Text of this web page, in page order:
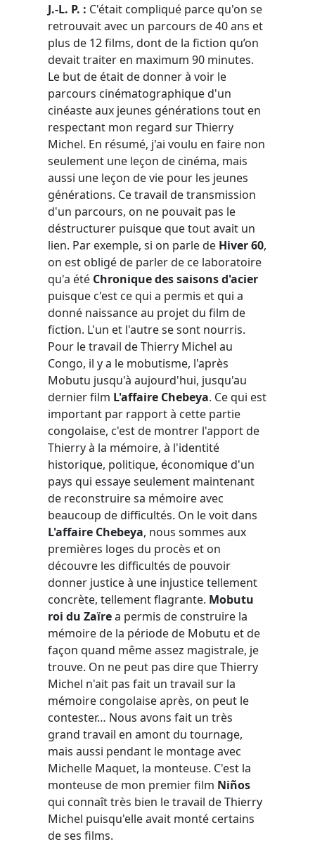
J.-L. P. : C'était compliqué parce qu'on se
retrouvait avec un parcours de 40 ans et
plus de 12 films, dont de la fiction qu’on
devait traiter en maximum 90 minutes.
Le but de était de donner à voir le
parcours cinématographique d'un
cinéaste aux jeunes générations tout en
respectant mon regard sur Thierry
Michel. En résumé, j'ai voulu en faire non
seulement une leçon de cinéma, mais
aussi une leçon de vie pour les jeunes
générations. Ce travail de transmission
d'un parcours, on ne pouvait pas le
déstructurer puisque que tout avait un
lien. Par exemple, si on parle de Hiver 60,
on est obligé de parler de ce laboratoire
qu'a été Chronique des saisons d'acier
puisque c'est ce qui a permis et qui a
donné naissance au projet du film de
fiction. L'un et l'autre se sont nourris.
Pour le travail de Thierry Michel au
Congo, il y a le mobutisme, l'après
Mobutu jusqu'à aujourd'hui, jusqu'au
dernier film L'affaire Chebeya. Ce qui est
important par rapport à cette partie
congolaise, c'est de montrer l'apport de
Thierry à la mémoire, à l'identité
historique, politique, économique d'un
pays qui essaye seulement maintenant
de reconstruire sa mémoire avec
beaucoup de difficultés. On le voit dans
L'affaire Chebeya, nous sommes aux
premières loges du procès et on
découvre les difficultés de pouvoir
donner justice à une injustice tellement
concrète, tellement flagrante. Mobutu
roi du Zaïrea permis de construire la
mémoire de la période de Mobutu et de
façon quand même assez magistrale, je
trouve. On ne peut pas dire que Thierry
Michel n'ait pas fait un travail sur la
mémoire congolaise après, on peut le
contester… Nous avons fait un très
grand travail en amont du tournage,
mais aussi pendant le montage avec
Michelle Maquet, la monteuse. C'est la
monteuse de mon premier film Niños
qui connaît très bien le travail de Thierry
Michel puisqu'elle avait monté certains
de ses films.